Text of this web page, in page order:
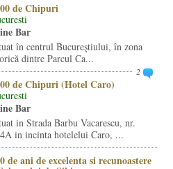
de Chipuri
Bar
în centrul Bucureştiului, în zona
dintre Parcul Ca...
2
de Chipuri (Hotel Caro)
Bar
in Strada Barbu Vacarescu, nr.
in incinta hotelelui Caro, ...
de ani de excelenta si recunoastere